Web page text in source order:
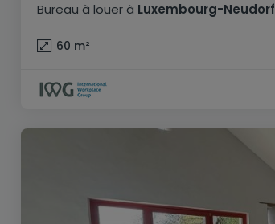
Bureau à louerà Luxembourg-Neudorf
60 m²